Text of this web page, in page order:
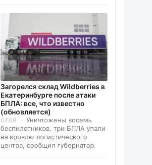
Загорелся склад Wildberries в
Екатеринбурге после атаки
БПЛА: все, что известно
(обновляется)
07.08
Уничтожены восемь
беспилотников, три БПЛА упали
на кровлю логистического
центра, сообщил губернатор.